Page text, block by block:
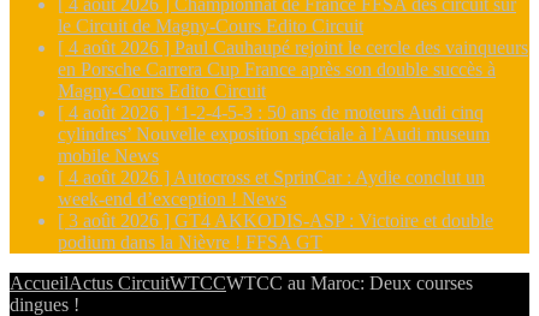
le Circuit de Magny-Cours Edito Circuit
[ 4 août 2026 ] Paul Cauhaupé rejoint le cercle des vainqueurs
en Porsche Carrera Cup France après son double succès à
Magny-Cours Edito Circuit
[ 4 août 2026 ] ‘1-2-4-5-3 : 50 ans de moteurs Audi cinq
cylindres’ Nouvelle exposition spéciale à l’Audi museum
mobile News
[ 4 août 2026 ] Autocross et SprinCar : Aydie conclut un
week-end d’exception ! News
[ 3 août 2026 ] GT4 AKKODIS-ASP : Victoire et double
podium dans la Nièvre ! FFSA GT
AccueilActus CircuitWTCCWTCC au Maroc: Deux courses
dingues !